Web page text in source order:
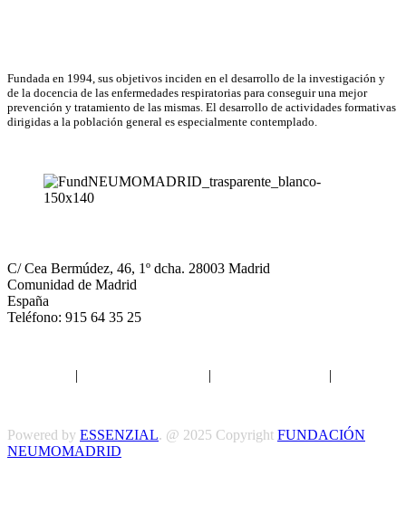
Fundada en 1994, sus objetivos inciden en el desarrollo de la investigación y
de la docencia de las enfermedades respiratorias para conseguir una mejor
prevención y tratamiento de las mismas. El desarrollo de actividades formativas
dirigidas a la población general es especialmente contemplado.
C/ Cea Bermúdez, 46, 1º dcha. 28003 Madrid
Comunidad de Madrid
España
Teléfono: 915 64 35 25
| | |
Powered by ESSENZIAL. @ 2025 Copyright FUNDACIÓN
NEUMOMADRID